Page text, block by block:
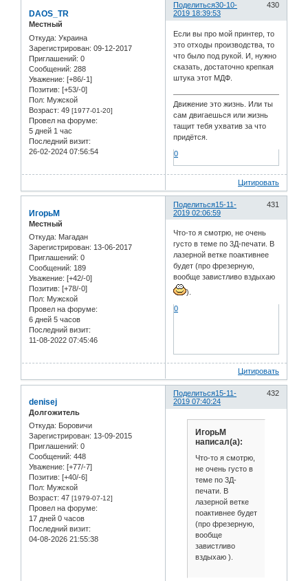
Поделиться 430
30-10-
2019 18:39:53
DAOS_TR
Местный
Откуда: Украина
Зарегистрирован: 09-12-2017
Приглашений: 0
Сообщений: 288
Уважение: [+86/-1]
Позитив: [+53/-0]
Пол: Мужской
Возраст: 49 [1977-01-20]
Провел на форуме:
5 дней 1 час
Последний визит:
26-02-2024 07:56:54
Если вы про мой принтер, то
это отходы производства, то
что было под рукой. И, нужно
сказать, достаточно крепкая
штука этот МДФ.
Движение это жизнь. Или ты
сам двигаешься или жизнь
тащит тебя ухватив за что
придётся.
0
Цитировать
Поделиться 431
15-11-
2019 02:06:59
ИгорьМ
Местный
Откуда: Магадан
Зарегистрирован: 13-06-2017
Приглашений: 0
Сообщений: 189
Уважение: [+42/-0]
Позитив: [+78/-0]
Пол: Мужской
Провел на форуме:
6 дней 5 часов
Последний визит:
11-08-2022 07:45:46
Что-то я смотрю, не очень
густо в теме по 3Д-печати. В
лазерной ветке поактивнее
будет (про фрезерную,
вообще завистливо вздыхаю
).
0
Цитировать
Поделиться 432
15-11-
2019 07:40:24
denisej
Долгожитель
Откуда: Боровичи
Зарегистрирован: 13-09-2015
Приглашений: 0
Сообщений: 448
Уважение: [+77/-7]
Позитив: [+40/-6]
Пол: Мужской
Возраст: 47 [1979-07-12]
Провел на форуме:
17 дней 0 часов
Последний визит:
04-08-2026 21:55:38
ИгорьМ
написал(а):
Что-то я смотрю,
не очень густо в
теме по 3Д-
печати. В
лазерной ветке
поактивнее будет
(про фрезерную,
вообще
завистливо
вздыхаю ).